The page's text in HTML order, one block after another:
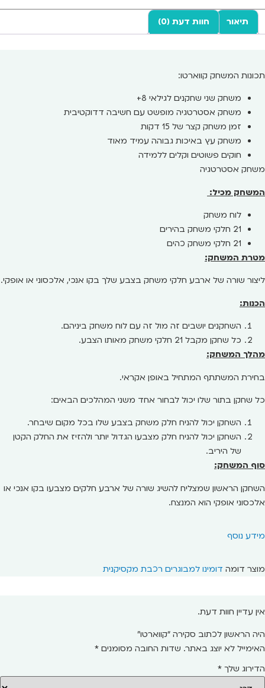
תיאור חוות דעת (0)
תכונות המשחק קווארטו:
משחק שני שחקנים לגילאי 8+
משחק אסטרטגיה מופשט עם חשיבה דדוקטיבית
זמן משחק קצר של 15 דקות
משחק עץ באיכות גבוהה עמיד מאוד
חוקים פשוטים וקלים ללמידה
משחק אסטרטגיה
המשחק מכיל:
לוח משחק
21 חלקי משחק בהירים
21 חלקי משחק כהים
מטרת המשחק:
ליצור שורה של ארבע חלקי משחק בצבע שלך בקו אנכי, אלכסוני או אופקי.
הכנות:
השחקנים יושבים זה מול זה עם לוח משחק ביניהם.
כל שחקן מקבל 21 חלקי משחק מאותו הצבע.
מהלך המשחק:
בחירת המשתתף המתחיל באופן אקראי.
כל שחקן בתור שלו יכול לבחור אחד משני המהלכים הבאים:
השחקן יכול להניח חלק משחק בצבע שלו בכל מקום שיבחר.
השחקן יכול להניח חלק מצבעו הגדול יותר ולהזיז את החלק הקטן
של היריב.
סוף המשחק:
השחקן הראשון שמצליח להשיג שורה של ארבע חלקים מצבעו בקו אנכי או
אלכסוני אופקי הוא המנצח.
מידע נוסף
מוצר דומה דומינו למבוגרים רכבת מקסיקנית
אין עדיין חוות דעת.
היה הראשון לכתוב סקירה “קווארטו”
האימייל לא יוצג באתר. שדות החובה מסומנים *
הדירוג שלך *